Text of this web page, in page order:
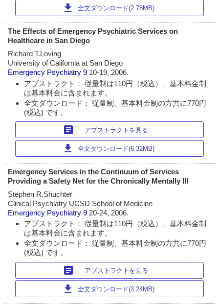
download 全文ダウンロード(2.78MB)
The Effects of Emergency Psychiatric Services on
Healthcare in San Diego
Richard T.Loving
University of California at San Diego
Emergency Psychiatry 9 10-19, 2006.
アブストラクト： 従量制は110円（税込）、基本料金制
は基本料金に含まれます。
全文ダウンロード： 従量制、基本料金制の方共に770円
(税込) です。
article アブストラクトを見る
download 全文ダウンロード(6.32MB)
Emergency Services in the Continuum of Services
Providing a Safety Net for the Chronically Mentally Ill
Stephen R.Shuchter
Clinical Psychiatry UCSD School of Medicine
Emergency Psychiatry 9 20-24, 2006.
アブストラクト： 従量制は110円（税込）、基本料金制
は基本料金に含まれます。
全文ダウンロード： 従量制、基本料金制の方共に770円
(税込) です。
article アブストラクトを見る
download 全文ダウンロード(3.24MB)